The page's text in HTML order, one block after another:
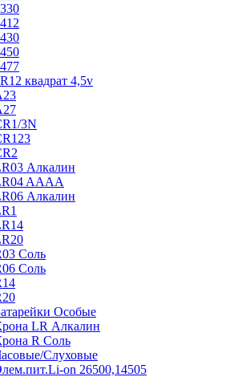
квадрат 4,5v
3N
Алкалин
AAAA
Алкалин
Соль
Соль
Особые
LR Алкалин
R Соль
Слуховые
on 26500,14505